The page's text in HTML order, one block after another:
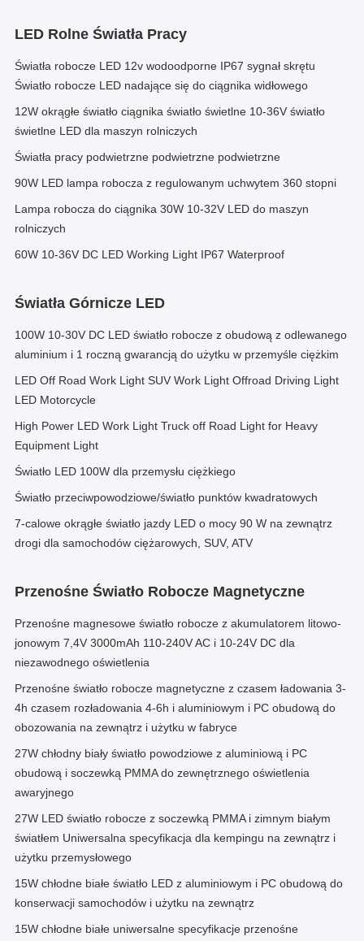
LED Rolne Światła Pracy
Światła robocze LED 12v wodoodporne IP67 sygnał skrętu
Światło robocze LED nadające się do ciągnika widłowego
12W okrągłe światło ciągnika światło świetlne 10-36V światło
świetlne LED dla maszyn rolniczych
Światła pracy podwietrzne podwietrzne podwietrzne
90W LED lampa robocza z regulowanym uchwytem 360 stopni
Lampa robocza do ciągnika 30W 10-32V LED do maszyn
rolniczych
60W 10-36V DC LED Working Light IP67 Waterproof
Światła Górnicze LED
100W 10-30V DC LED światło robocze z obudową z odlewanego
aluminium i 1 roczną gwarancją do użytku w przemyśle ciężkim
LED Off Road Work Light SUV Work Light Offroad Driving Light
LED Motorcycle
High Power LED Work Light Truck off Road Light for Heavy
Equipment Light
Światło LED 100W dla przemysłu ciężkiego
Światło przeciwpowodziowe/światło punktów kwadratowych
7-calowe okrągłe światło jazdy LED o mocy 90 W na zewnątrz
drogi dla samochodów ciężarowych, SUV, ATV
Przenośne Światło Robocze Magnetyczne
Przenośne magnesowe światło robocze z akumulatorem litowo-
jonowym 7,4V 3000mAh 110-240V AC i 10-24V DC dla
niezawodnego oświetlenia
Przenośne światło robocze magnetyczne z czasem ładowania 3-
4h czasem rozładowania 4-6h i aluminiowym i PC obudową do
obozowania na zewnątrz i użytku w fabryce
27W chłodny biały światło powodziowe z aluminiową i PC
obudową i soczewką PMMA do zewnętrznego oświetlenia
awaryjnego
27W LED światło robocze z soczewką PMMA i zimnym białym
światłem Uniwersalna specyfikacja dla kempingu na zewnątrz i
użytku przemysłowego
15W chłodne białe światło LED z aluminiowym i PC obudową do
konserwacji samochodów i użytku na zewnątrz
15W chłodne białe uniwersalne specyfikacje przenośne